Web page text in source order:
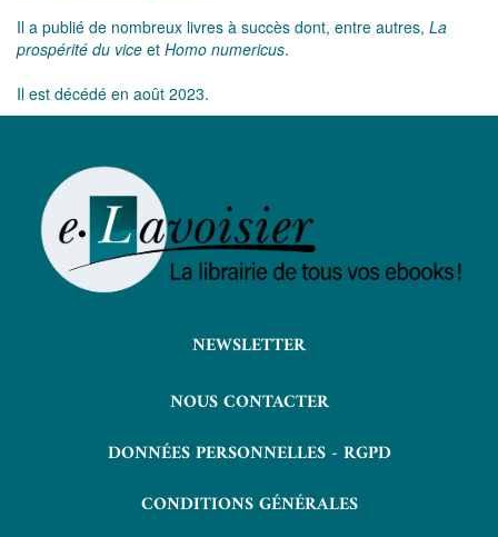
Il a publié de nombreux livres à succès dont, entre autres, La
prospérité du vice et Homo numericus.
Il est décédé en août 2023.
NEWSLETTER
NOUS CONTACTER
DONNÉES PERSONNELLES - RGPD
CONDITIONS GÉNÉRALES